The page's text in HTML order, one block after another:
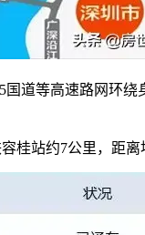
道等高速路网环
站约7公里，距